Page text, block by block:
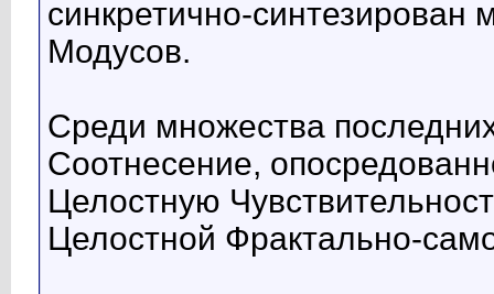
синкретично-
Модусов.
Среди множества
Соотнесение,
Целостную
Целостной Фрактально-